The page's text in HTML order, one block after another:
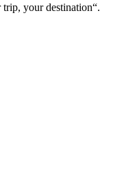
your destination“.